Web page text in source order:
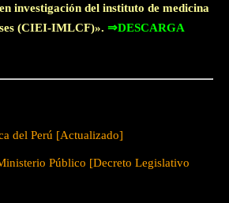
investigación del instituto de medicina
(CIEI-IMLCF)». ⇒DESCARGA
del Perú [Actualizado]
Público [Decreto Legislativo